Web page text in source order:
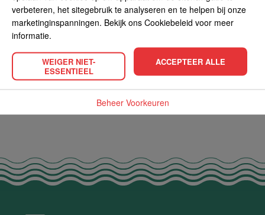
POPULAIRE PRODUCTEN
verbeteren, het sitegebruik te analyseren en te helpen bij onze
marketinginspanningen. Bekijk ons Cookiebeleid voor meer
informatie.
WEIGER NIET-
ESSENTIEEL
ACCEPTEER ALLE
Beheer Voorkeuren